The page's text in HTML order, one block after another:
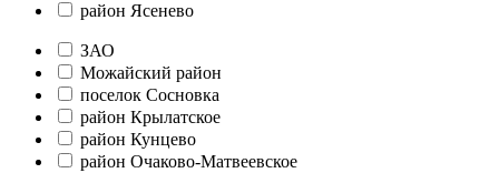
район Ясенево
ЗАО
Можайский район
поселок Сосновка
район Крылатское
район Кунцево
район Очаково-Матвеевское